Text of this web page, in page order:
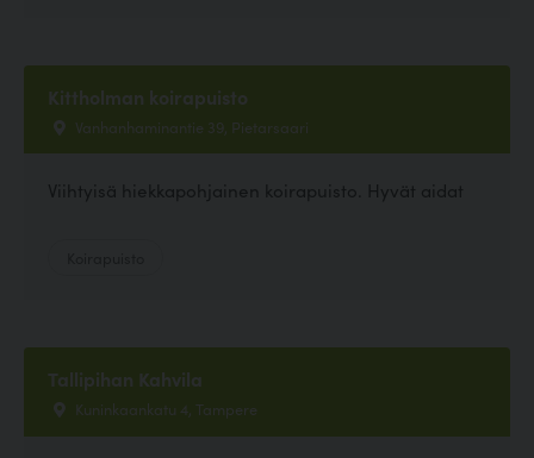
Kittholman koirapuisto
Vanhanhaminantie 39, Pietarsaari
Viihtyisä hiekkapohjainen koirapuisto. Hyvät aidat
Tallipihan Kahvila
Kuninkaankatu 4, Tampere